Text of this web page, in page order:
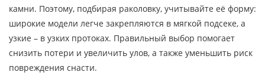
камни. Поэтому, подбирая раколовку, учитывайте её форму:
широкие модели легче закрепляются в мягкой подсеке, а
узкие – в узких протоках. Правильный выбор помогает
снизить потери и увеличить улов, а также уменьшить риск
повреждения снасти.